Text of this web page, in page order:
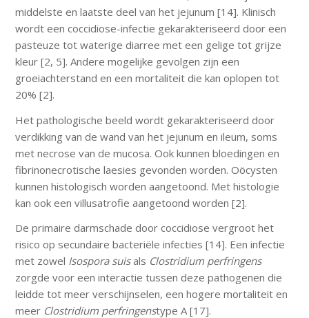
middelste en laatste deel van het jejunum [14]. Klinisch
wordt een coccidiose-infectie gekarakteriseerd door een
pasteuze tot waterige diarree met een gelige tot grijze
kleur [2, 5]. Andere mogelijke gevolgen zijn een
groeiachterstand en een mortaliteit die kan oplopen tot
20% [2].
Het pathologische beeld wordt gekarakteriseerd door
verdikking van de wand van het jejunum en ileum, soms
met necrose van de mucosa. Ook kunnen bloedingen en
fibrinonecrotische laesies gevonden worden. Oöcysten
kunnen histologisch worden aangetoond. Met histologie
kan ook een villusatrofie aangetoond worden [2].
De primaire darmschade door coccidiose vergroot het
risico op secundaire bacteriële infecties [14]. Een infectie
met zowel Isospora suisals Clostridium perfringens
zorgde voor een interactie tussen deze pathogenen die
leidde tot meer verschijnselen, een hogere mortaliteit en
meer Clostridium perfringenstype A [17].